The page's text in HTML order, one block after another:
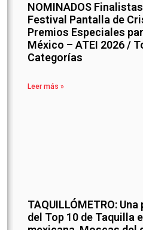
NOMINADOS Finalistas
Festival Pantalla de
Premios Especiales
México – ATEI 2026 /
Categorías
Leer más »
TAQUILLÓMETRO:
del Top 10 de Taquilla